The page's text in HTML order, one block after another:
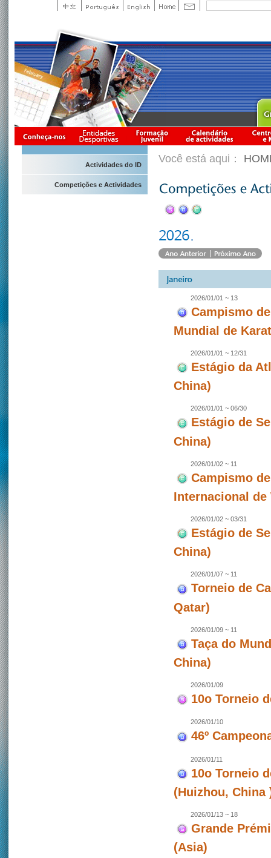
Actividades do ID
Competições e Actividades
Você está aqui：
2026/01/01 ~ 13
Campismo
Mundial de
2026/01/01 ~ 12/31
Estágio da
China)
2026/01/01 ~ 06/30
Estágio de
China)
2026/01/02 ~ 11
Campismo
Internacional de
2026/01/02 ~ 03/31
Estágio de
China)
2026/01/07 ~ 11
Torneio de
Qatar)
2026/01/09 ~ 11
Taça do
China)
2026/01/09
10o Torneio
2026/01/10
46º
2026/01/11
10o Torneio
(Huizhou, China
2026/01/13 ~ 18
Grande
(Asia)